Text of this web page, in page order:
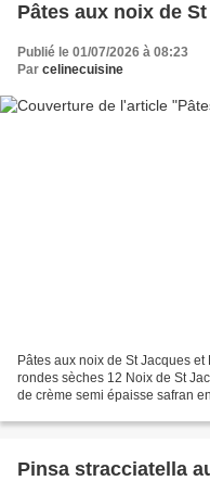
Pâtes aux noix de
Publié le 01/07/2026 à 08:23
Par celinecuisine
Pâtes aux noix de St Jacques
rondes sèches 12 Noix de St
de crème semi épaisse safran
Pinsa stracciatella